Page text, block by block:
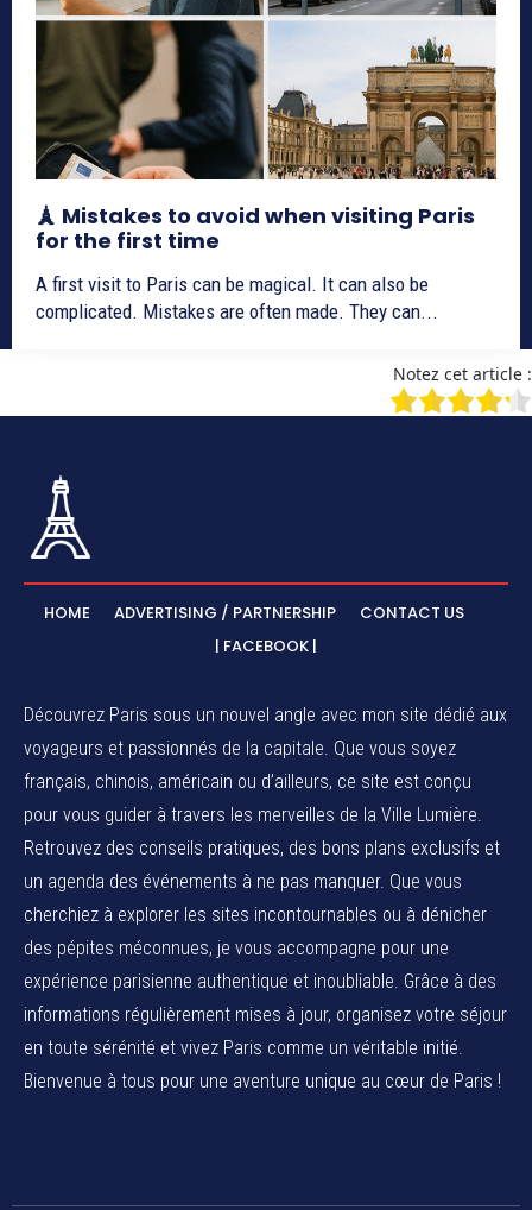
🗼 Mistakes to avoid when visiting Paris
for the first time
A first visit to Paris can be magical. It can also be
complicated. Mistakes are often made. They can...
Notez cet article :
HOME ADVERTISING / PARTNERSHIP
CONTACT US
| FACEBOOK |
Découvrez Paris sous un nouvel angle avec mon site dédié aux
voyageurs et passionnés de la capitale. Que vous soyez
français, chinois, américain ou d’ailleurs, ce site est conçu
pour vous guider à travers les merveilles de la Ville Lumière.
Retrouvez des conseils pratiques, des bons plans exclusifs et
un agenda des événements à ne pas manquer. Que vous
cherchiez à explorer les sites incontournables ou à dénicher
des pépites méconnues, je vous accompagne pour une
expérience parisienne authentique et inoubliable. Grâce à des
informations régulièrement mises à jour, organisez votre séjour
en toute sérénité et vivez Paris comme un véritable initié.
Bienvenue à tous pour une aventure unique au cœur de Paris !